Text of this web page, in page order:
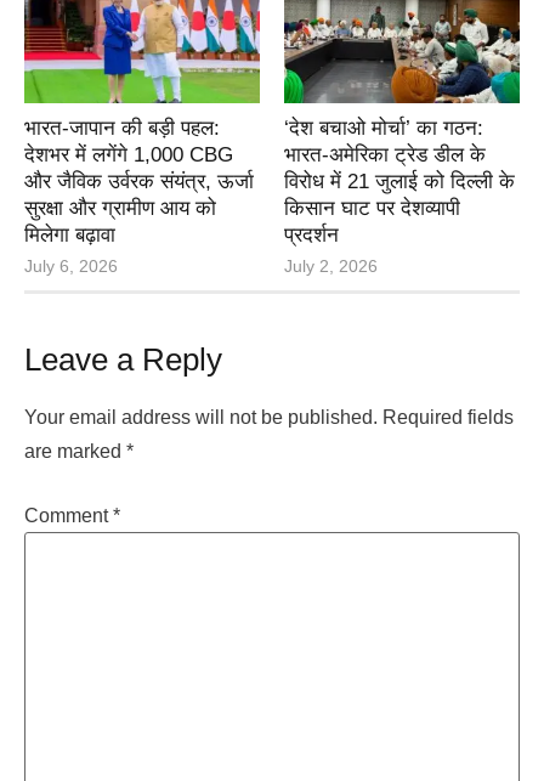
भारत-जापान की बड़ी पहल:
देशभर में लगेंगे 1,000 CBG
और जैविक उर्वरक संयंत्र, ऊर्जा
सुरक्षा और ग्रामीण आय को
मिलेगा बढ़ावा
July 6, 2026
‘देश बचाओ मोर्चा’ का गठन:
भारत-अमेरिका ट्रेड डील के
विरोध में 21 जुलाई को दिल्ली के
किसान घाट पर देशव्यापी
प्रदर्शन
July 2, 2026
Leave a Reply
Your email address will not be published. Required fields
are marked *
Comment*